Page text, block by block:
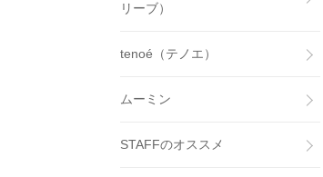
リーブ）
tenoé（テノエ）
ムーミン
STAFFのオススメ